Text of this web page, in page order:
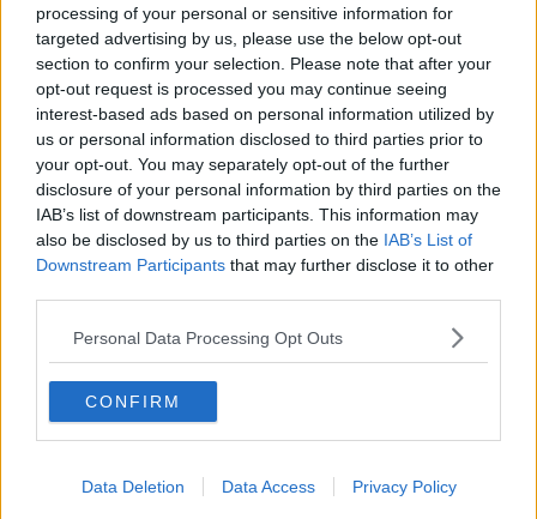
processing of your personal or sensitive information for
targeted advertising by us, please use the below opt-out
section to confirm your selection. Please note that after your
opt-out request is processed you may continue seeing
interest-based ads based on personal information utilized by
us or personal information disclosed to third parties prior to
your opt-out. You may separately opt-out of the further
disclosure of your personal information by third parties on the
IAB’s list of downstream participants. This information may
also be disclosed by us to third parties on the IAB’s List of
Downstream Participants that may further disclose it to other
Personal Data Processing Opt Outs
CONFIRM
Data Deletion Data Access Privacy Policy
ostacolato nella tua vita ultimamente, troverá libero sfogo, su solide
basi, sulle quali sará possibile a costruire qualcosa di duraturo. I
nativi di ottobre sentiranno subito l’influsso positivo del pianeta, i
nativi di novembre tra settimane o mesi. A livello lavorativo, se stai
aspettando una risposta, dovrebbe arrivare all’inizio della seconda
settimana del mese, comunque entro metá mese. Il 25 marzo
cambieranno segni due pianeti, Plutone, che entra in Acquario il 25
marzo, ti fará buttare tutto all’aria, forse un lavoro svolto finora, per
realizzarti in un nuovo ambiente lavorativo, che viene agevolato
dall’entrata di Marte in Cancro lo stesso giorno, che sará in buon
aspetto per due mesi. A livello della tua vita sentimentale, potresti
sentire la necessitá di concretizzare le cose, se hai giá una famiglia
occasioni di conoscere persone, piú chance, che sia la persona
giusta per te, l’avrai nel penultimo weekend del mese, il 24 e il 29
marzo.
SAGITTARIO
nel segno dell’Ariete, potrebbe arrivare una risposta nel campo